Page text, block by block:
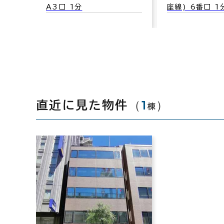
A3口 1分 座線) 6番口 1
直近に見た物件 （1 棟 ）